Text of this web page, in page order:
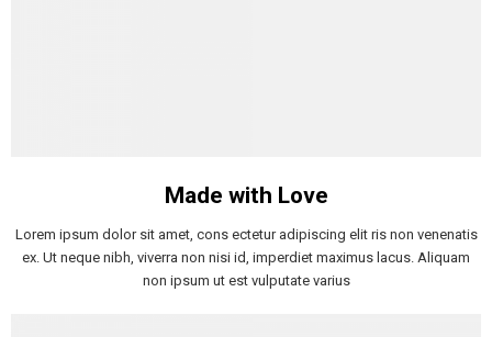
Made with Love
Lorem ipsum dolor sit amet, cons ectetur adipiscing elit ris non venenatis
ex. Ut neque nibh, viverra non nisi id, imperdiet maximus lacus. Aliquam
non ipsum ut est vulputate varius